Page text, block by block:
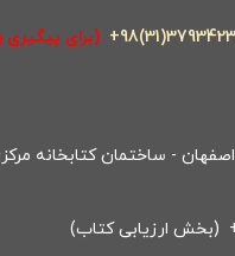
(برای
- ساختمان کتابخانه